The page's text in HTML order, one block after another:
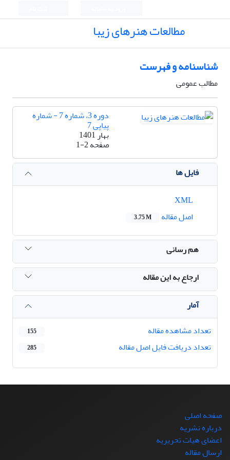
مطالعات هنرهای زیبا
شناسنامه و فهرست
مطالب عمومی
دوره 3، شماره 7 - شماره
پیاپی 7
بهار 1401
صفحه1-2
فایل ها
اصل مقاله
3.75 M
هم رسانی
ارجاع به این مقاله
آمار
تعداد مشاهده مقاله
155
تعداد دریافت فایل اصل مقاله 285
صفحه اصلی
درباره نشریه
اعضای هیات تحریریه
ارسال مقاله